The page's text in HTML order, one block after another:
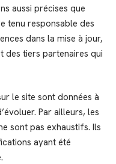
aussi précises que
tenu responsable des
dans la mise à jour,
des tiers partenaires qui
le site sont données à
Par ailleurs, les
sont pas exhaustifs. Ils
ayant été